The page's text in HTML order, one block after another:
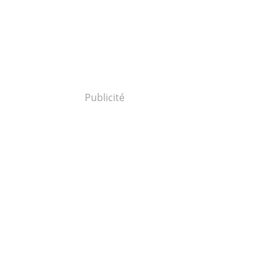
Publicité